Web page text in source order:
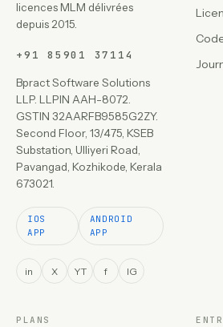
licences MLM délivrées
depuis 2015.
+91 85901 37114
Bpract Software Solutions
LLP. LLPIN AAH-8072.
GSTIN 32AARFB9585G2ZY.
Second Floor, 13/475, KSEB
Substation, Ulliyeri Road,
Pavangad, Kozhikode, Kerala
673021.
IOS
APP
ANDROID
APP
in X YT f IG
PLANS